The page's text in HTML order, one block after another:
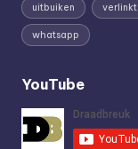
uitbuiken verlinkt
whatsapp
YouTube